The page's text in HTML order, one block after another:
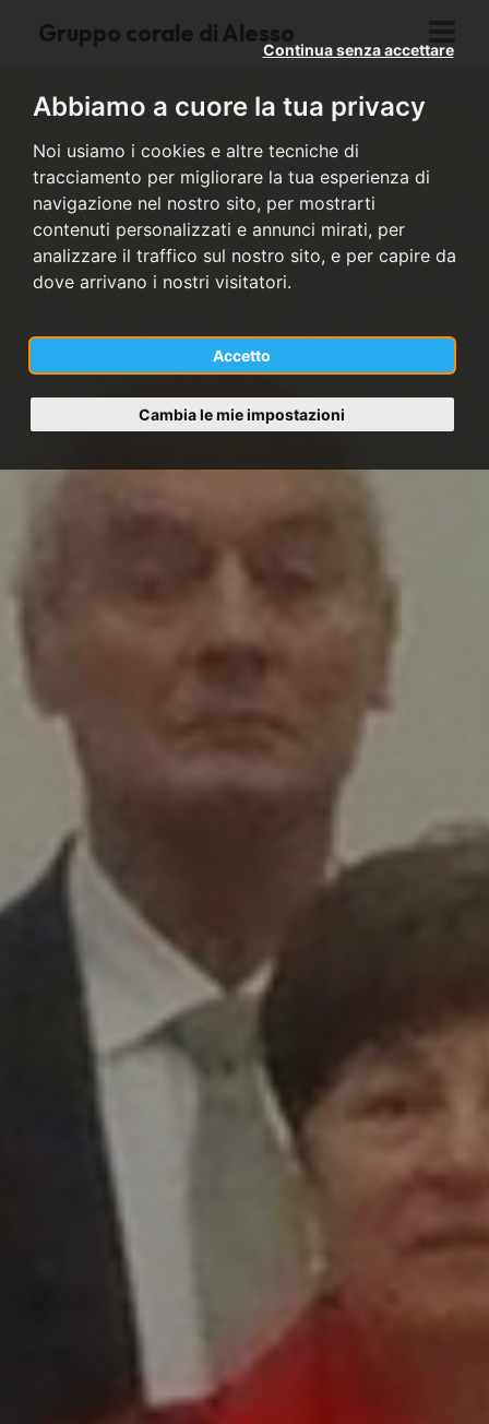
Abbiamo a cuore la tua privacy
Noi usiamo i cookies e altre tecniche di
tracciamento per migliorare la tua esperienza di
navigazione nel nostro sito, per mostrarti
contenuti personalizzati e annunci mirati, per
analizzare il traffico sul nostro sito, e per capire da
dove arrivano i nostri visitatori.
Accetto
Continua senza accettare
Cambia le mie impostazioni
Gruppo corale di Alesso